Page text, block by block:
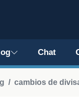
Chat
cambios de